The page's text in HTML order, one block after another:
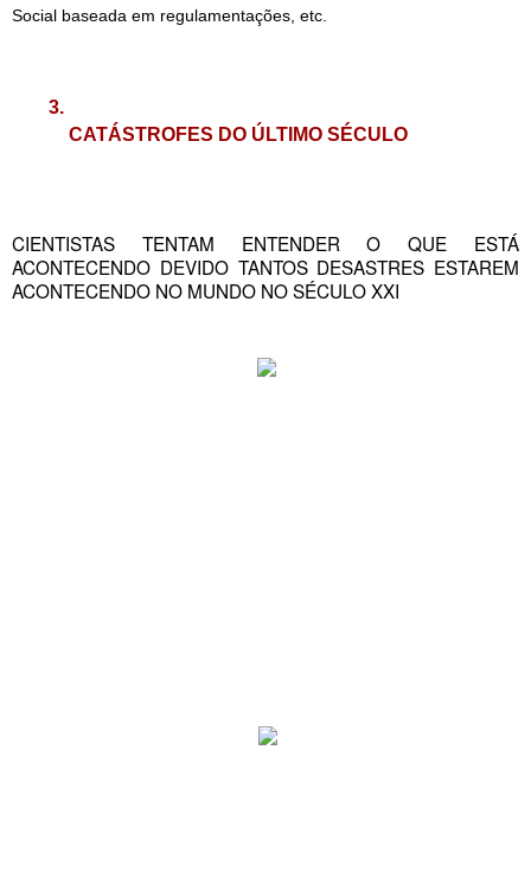
Social baseada em regulamentações, etc.
CATÁSTROFES DO ÚLTIMO SÉCULO
CIENTISTAS TENTAM ENTENDER O QUE ESTÁ
ACONTECENDO DEVIDO TANTOS DESASTRES ESTAREM
ACONTECENDO NO MUNDO NO SÉCULO XXI